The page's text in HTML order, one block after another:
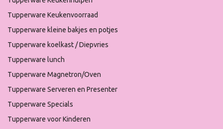
Tupperware Keukenvoorraad
Tupperware kleine bakjes en potjes
Tupperware koelkast / Diepvries
Tupperware lunch
Tupperware Magnetron/Oven
Tupperware Serveren en Presenter
Tupperware Specials
Tupperware voor Kinderen